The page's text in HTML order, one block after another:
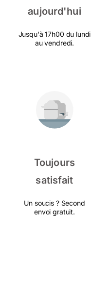
aujourd'hui
Jusqu'à 17h00 du lundi
au vendredi.
Toujours
satisfait
Un soucis ? Second
envoi gratuit.